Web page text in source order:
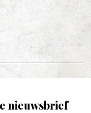
nieuwsbrief